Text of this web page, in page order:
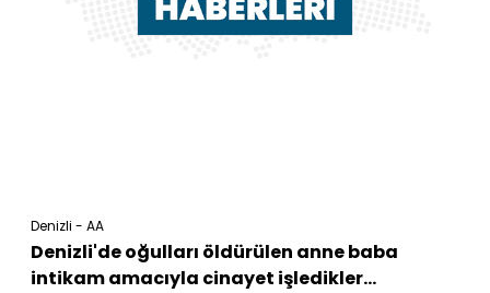
Denizli - AA
Denizli'de oğulları öldürülen anne baba
intikam amacıyla cinayet işledikler...